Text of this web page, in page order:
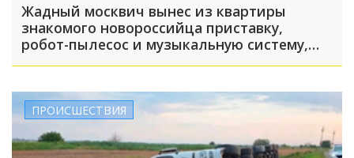
Жадный москвич вынес из квартиры
знакомого новороссийца приставку,
робот-пылесос и музыкальную систему,
ПРОИСШЕСТВИЯ